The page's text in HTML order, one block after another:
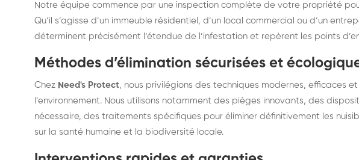
Notre équipe commence par une inspection complète de votre propriété
Qu’il s’agisse d’un immeuble résidentiel, d’un local commercial ou d’un
déterminent précisément l’étendue de l’infestation et repèrent les points
Méthodes d’élimination sécurisées et
Chez Need's Protect, nous privilégions des techniques modernes, efficaces
l’environnement. Nous utilisons notamment des pièges innovants, des
nécessaire, des traitements spécifiques pour éliminer définitivement les
sur la santé humaine et la biodiversité locale.